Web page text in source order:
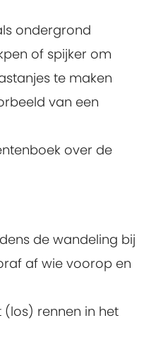
ondergrond
of spijker om
te maken
van een
over de
de wandeling bij
af wie voorop en
(los) rennen in het